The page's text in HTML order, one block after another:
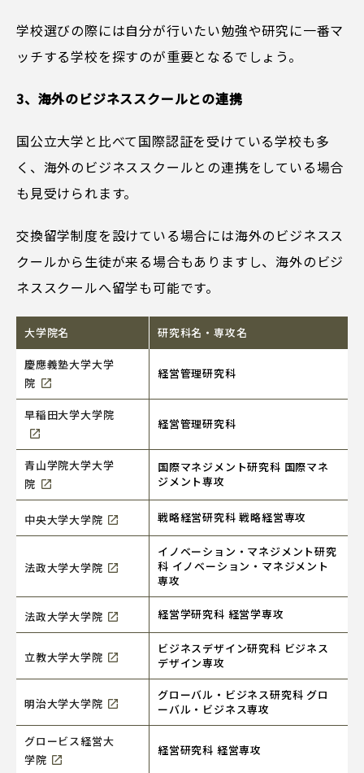
学校選びの際には自分が行いたい勉強や研究に一番マ
ッチする学校を探すのが重要となるでしょう。
3、海外のビジネススクールとの連携
国公立大学と比べて国際認証を受けている学校も多
く、海外のビジネススクールとの連携をしている場合
も見受けられます。
交換留学制度を設けている場合には海外のビジネスス
クールから生徒が来る場合もありますし、海外のビジ
ネススクールへ留学も可能です。
大学院名 研究科名・専攻名
慶應義塾大学大学
院
経営管理研究科
早稲田大学大学院
経営管理研究科
青山学院大学大学
院
国際マネジメント研究科 国際マネ
ジメント専攻
中央大学大学院 戦略経営研究科 戦略経営専攻
法政大学大学院
イノベーション・マネジメント研究
科 イノベーション・マネジメント
専攻
法政大学大学院 経営学研究科 経営学専攻
立教大学大学院
ビジネスデザイン研究科 ビジネス
デザイン専攻
明治大学大学院
グローバル・ビジネス研究科 グロ
ーバル・ビジネス専攻
グロービス経営大
学院
経営研究科 経営専攻